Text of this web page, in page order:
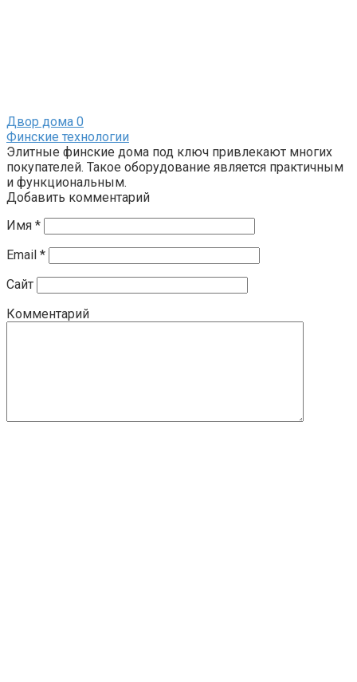
Двор дома 0
Финские технологии
Элитные финские дома под ключ привлекают многих
покупателей. Такое оборудование является практичным
и функциональным.
Добавить комментарий
Имя *
Email *
Сайт
Комментарий